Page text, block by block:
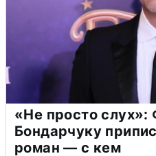
«Не просто слух»:
Бондарчуку
роман — с кем